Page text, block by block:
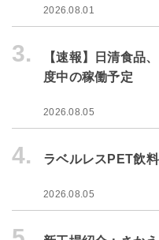
2026.08.01
3.
【速報】日清食品
度中の稼働予定
2026.08.05
4. ラベルレスPET飲
2026.08.05